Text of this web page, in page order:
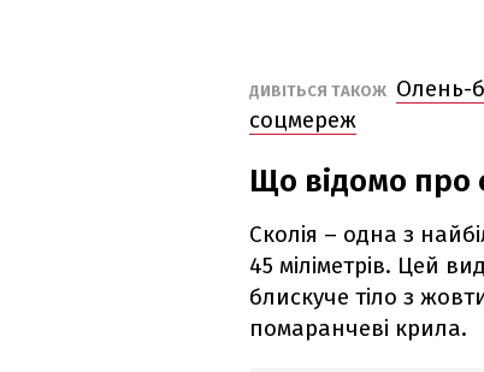
ДИВІТЬСЯ ТАКОЖ Олень-
соцмереж
Що відомо про
Сколія – одна з
45 міліметрів. Цей
блискуче тіло з
помаранчеві крила.